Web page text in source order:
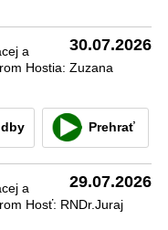
30.07.2026
a
Hostia: Zuzana
Prehrať
29.07.2026
a
Hosť: RNDr.Juraj